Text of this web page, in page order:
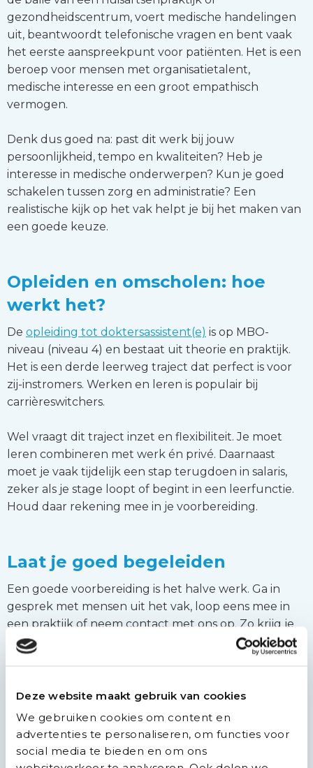
Deze website maakt gebruik van cookies
We gebruiken cookies om content en
advertenties te personaliseren, om functies voor
social media te bieden en om ons
gezondheidscentrum, voert medische handelingen
uit, beantwoordt telefonische vragen en bent vaak
het eerste aanspreekpunt voor patiënten. Het is een
beroep voor mensen met organisatietalent,
medische interesse en een groot empathisch
vermogen.
Denk dus goed na: past dit werk bij jouw
persoonlijkheid, tempo en kwaliteiten? Heb je
interesse in medische onderwerpen? Kun je goed
schakelen tussen zorg en administratie? Een
realistische kijk op het vak helpt je bij het maken van
een goede keuze.
Opleiden en omscholen: hoe
werkt het?
De opleiding tot doktersassistent(e) is op MBO-
niveau (niveau 4) en bestaat uit theorie en praktijk.
Het is een derde leerweg traject dat perfect is voor
zij-instromers. Werken en leren is populair bij
carrièreswitchers.
Wel vraagt dit traject inzet en flexibiliteit. Je moet
leren combineren met werk én privé. Daarnaast
moet je vaak tijdelijk een stap terugdoen in salaris,
zeker als je stage loopt of begint in een leerfunctie.
Houd daar rekening mee in je voorbereiding.
Laat je goed begeleiden
Een goede voorbereiding is het halve werk. Ga in
gesprek met mensen uit het vak, loop eens mee in
een praktijk of neem contact met ons op. Zo krijg je
een duidelijk beeld van wat het vak inhoudt en wat
er van je gevraagd wordt.
Bij Auxilio begeleiden we regelmatig mensen die zich
willen omscholen tot doktersassistent(e). We weten
waar je tegenaan kunt lopen, maar ook wat de
kansen zijn. Vanuit onze expertise in de zorg helpen
we je om de juiste stappen te zetten, zodat jij goed